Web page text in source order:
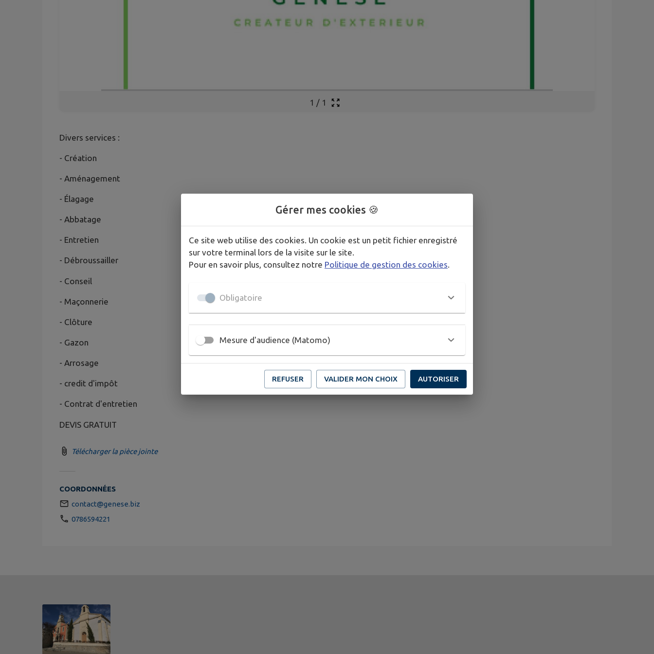
1 / 1
Divers services :
- Création
- Aménagement
- Élagage
- Abbatage
- Entretien
- Débroussailler
- Conseil
- Maçonnerie
- Clôture
- Gazon
- Arrosage
- credit d'impôt
- Contrat d'entretien
DEVIS GRATUIT
Télécharger la pièce jointe
COORDONNÉES
contact@genese.biz
0786594221
Gérer mes cookies 🍪
Ce site web utilise des cookies. Un cookie est un petit fichier enregistré
sur votre terminal lors de la visite sur le site.
Pour en savoir plus, consultez notre Politique de gestion des cookies
Obligatoire
Mesure d'audience (Matomo)
REFUSER VALIDER MON CHOIX AUTORISER